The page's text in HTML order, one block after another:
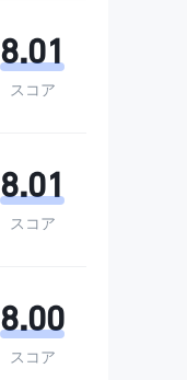
8.01
スコア
8.01
スコア
8.00
スコア